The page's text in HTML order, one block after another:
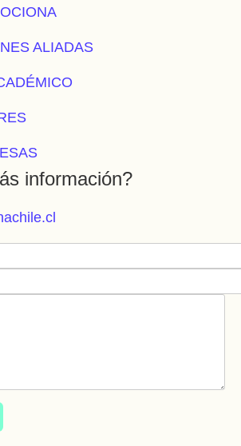
ALIADAS
información?